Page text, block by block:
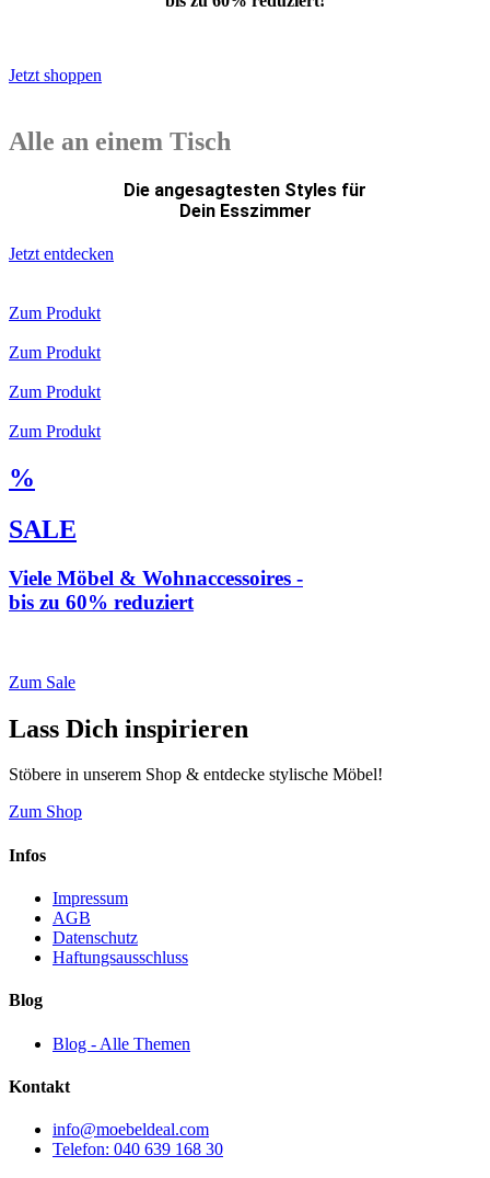
Jetzt shoppen
Alle an einem Tisch
Die angesagtesten Styles für
Dein Esszimmer
Jetzt entdecken
Zum Produkt
Zum Produkt
Zum Produkt
Zum Produkt
%
SALE
Viele Möbel & Wohnaccessoires -
bis zu 60% reduziert
Zum Sale
Lass Dich inspirieren
Stöbere in unserem Shop & entdecke stylische Möbel!
Zum Shop
Infos
Impressum
AGB
Datenschutz
Haftungsausschluss
Blog
Blog - Alle Themen
Kontakt
info@moebeldeal.com
Telefon: 040 639 168 30